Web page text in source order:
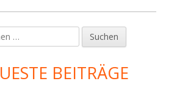
BEITRÄGE